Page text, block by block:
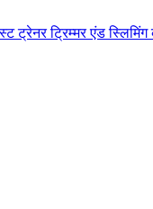
ट्रेनर ट्रिम्मर एंड स्लिमिंग